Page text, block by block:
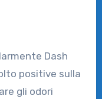
Dash
positive sulla
gli odori